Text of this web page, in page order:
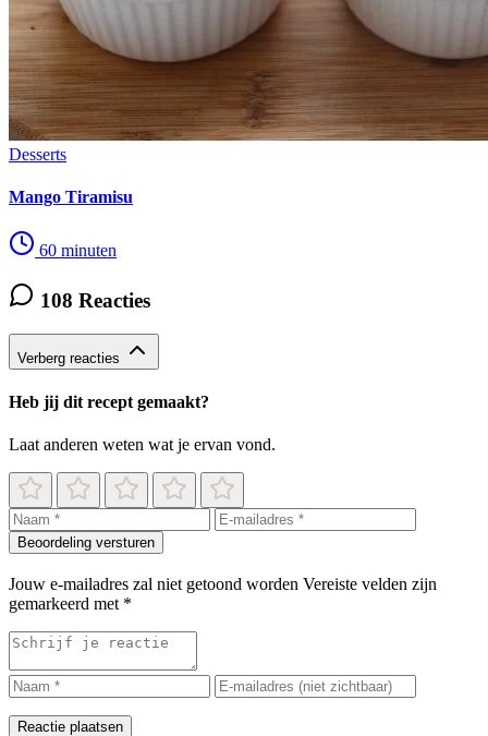
Desserts
Mango Tiramisu
60 minuten
108 Reacties
Verberg reacties
Heb jij dit recept gemaakt?
Laat anderen weten wat je ervan vond.
Beoordeling versturen
Jouw e-mailadres zal niet getoond worden Vereiste velden zijn
gemarkeerd met *
Reactie plaatsen